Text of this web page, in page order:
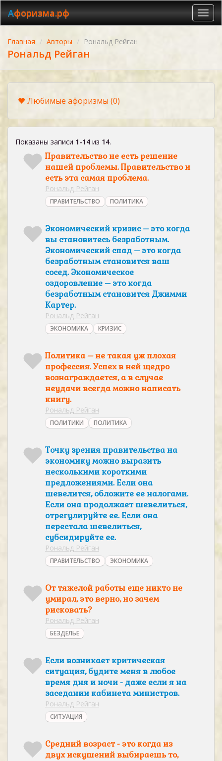
Афоризма.рф
Главная Авторы Рональд Рейган
Рональд Рейган
Любимые афоризмы(0)
Показаны записи 1-14 из 14.
Правительство не есть решение
нашей проблемы. Правительство и
есть эта самая проблема.
Рональд Рейган
ПРАВИТЕЛЬСТВО ПОЛИТИКА
Экономический кризис – это когда
вы становитесь безработным.
Экономический спад – это когда
безработным становится ваш
сосед. Экономическое
оздоровление – это когда
безработным становится Джимми
Картер.
Рональд Рейган
ЭКОНОМИКА КРИЗИС
Политика – не такая уж плохая
профессия. Успех в ней щедро
вознаграждается, а в случае
неудачи всегда можно написать
книгу.
Рональд Рейган
ПОЛИТИКИ ПОЛИТИКА
Точку зрения правительства на
экономику можно выразить
несколькими короткими
предложениями. Если она
шевелится, обложите ее налогами.
Если она продолжает шевелиться,
отрегулируйте ее. Если она
перестала шевелиться,
субсидируйте ее.
Рональд Рейган
ПРАВИТЕЛЬСТВО ЭКОНОМИКА
От тяжелой работы еще никто не
умирал, это верно, но зачем
рисковать?
Рональд Рейган
БЕЗДЕЛЬЕ
Если возникает критическая
ситуация, будите меня в любое
время дня и ночи - даже если я на
заседании кабинета министров.
Рональд Рейган
СИТУАЦИЯ
Средний возраст - это когда из
двух искушений выбираешь то,